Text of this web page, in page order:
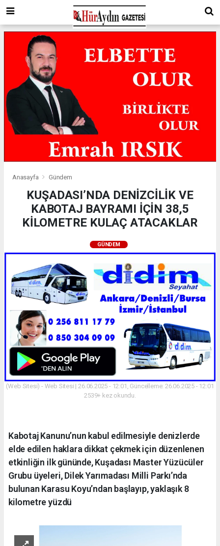
Anasayfa Gündem
KUŞADASI’NDA DENİZCİLİK VE
KABOTAJ BAYRAMI İÇİN 38,5
KİLOMETRE KULAÇ ATACAKLAR
GÜNDEM
(Web Sitesi) - Web Sitesi | 26.06.2025 - 12:01, Güncelleme: 26.06.2025 - 12:01
2539+ kez okundu.
Kabotaj Kanunu’nun kabul edilmesiyle denizlerde
elde edilen haklara dikkat çekmek için düzenlenen
etkinliğin ilk gününde, Kuşadası Master Yüzücüler
Grubu üyeleri, Dilek Yarımadası Milli Parkı’nda
bulunan Karasu Koyu’ndan başlayıp, yaklaşık 8
kilometre yüzdü